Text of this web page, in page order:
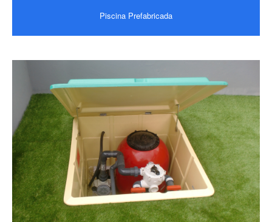
Piscina Prefabricada